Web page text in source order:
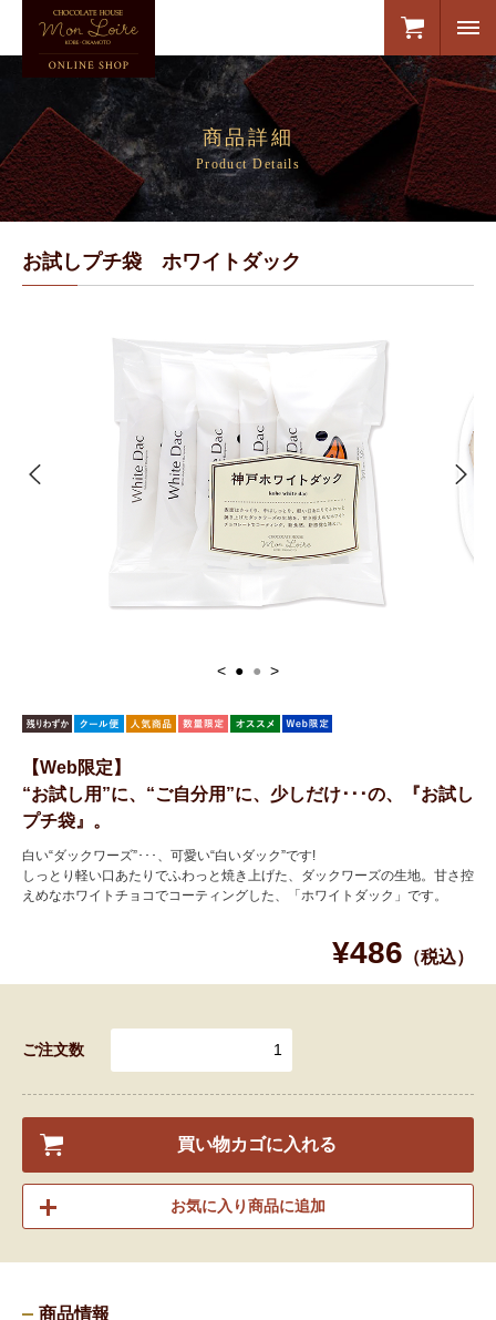
商品詳細
Product Details
お試しプチ袋 ホワイトダック
< ● ● >
【Web限定】
“お試し用”に、“ご自分用”に、少しだけ･･･の、『お試し
プチ袋』。
白い“ダックワーズ”･･･、可愛い“白いダック”です!
しっとり軽い口あたりでふわっと焼き上げた、ダックワーズの生地。甘さ控
えめなホワイトチョコでコーティングした、「ホワイトダック」です。
¥486 （税込）
ご注文数
買い物カゴに入れる
お気に入り商品に追加
商品情報